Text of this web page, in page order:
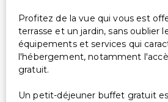
Profitez de la vue qui vous est
terrasse et un jardin, sans oublier
équipements et services qui
l'hébergement, notamment
gratuit.
Un petit-déjeuner buffet gratuit